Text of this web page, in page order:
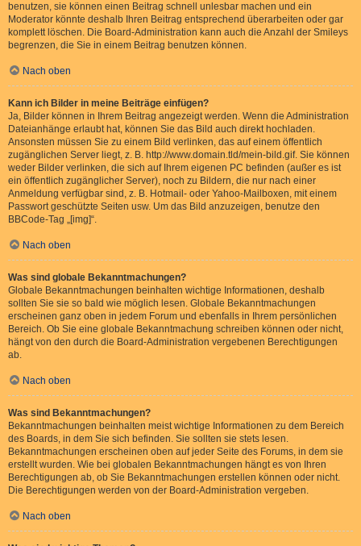
benutzen, sie können einen Beitrag schnell unlesbar machen und ein
Moderator könnte deshalb Ihren Beitrag entsprechend überarbeiten oder gar
komplett löschen. Die Board-Administration kann auch die Anzahl der Smileys
begrenzen, die Sie in einem Beitrag benutzen können.
Nach oben
Kann ich Bilder in meine Beiträge einfügen?
Ja, Bilder können in Ihrem Beitrag angezeigt werden. Wenn die Administration
Dateianhänge erlaubt hat, können Sie das Bild auch direkt hochladen.
Ansonsten müssen Sie zu einem Bild verlinken, das auf einem öffentlich
zugänglichen Server liegt, z. B. http://www.domain.tld/mein-bild.gif. Sie können
weder Bilder verlinken, die sich auf Ihrem eigenen PC befinden (außer es ist
ein öffentlich zugänglicher Server), noch zu Bildern, die nur nach einer
Anmeldung verfügbar sind, z. B. Hotmail- oder Yahoo-Mailboxen, mit einem
Passwort geschützte Seiten usw. Um das Bild anzuzeigen, benutze den
BBCode-Tag „[img]“.
Nach oben
Was sind globale Bekanntmachungen?
Globale Bekanntmachungen beinhalten wichtige Informationen, deshalb
sollten Sie sie so bald wie möglich lesen. Globale Bekanntmachungen
erscheinen ganz oben in jedem Forum und ebenfalls in Ihrem persönlichen
Bereich. Ob Sie eine globale Bekanntmachung schreiben können oder nicht,
hängt von den durch die Board-Administration vergebenen Berechtigungen
ab.
Nach oben
Was sind Bekanntmachungen?
Bekanntmachungen beinhalten meist wichtige Informationen zu dem Bereich
des Boards, in dem Sie sich befinden. Sie sollten sie stets lesen.
Bekanntmachungen erscheinen oben auf jeder Seite des Forums, in dem sie
erstellt wurden. Wie bei globalen Bekanntmachungen hängt es von Ihren
Berechtigungen ab, ob Sie Bekanntmachungen erstellen können oder nicht.
Die Berechtigungen werden von der Board-Administration vergeben.
Nach oben